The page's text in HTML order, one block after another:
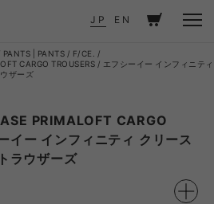
JP EN
PANTS PANTS
F/CE.
CARGO TROUSERS / エフシーイー インフィニティ
ザーズ
PRIMALOFT CARGO
イー インフィニティ クリース
ラウザーズ